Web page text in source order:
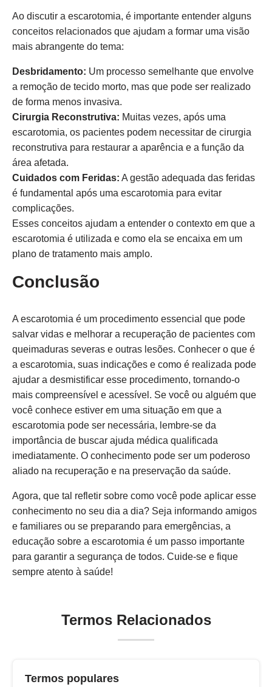
Ao discutir a escarotomia, é importante entender alguns
conceitos relacionados que ajudam a formar uma visão
mais abrangente do tema:
Desbridamento: Um processo semelhante que envolve
a remoção de tecido morto, mas que pode ser realizado
de forma menos invasiva.
Cirurgia Reconstrutiva: Muitas vezes, após uma
escarotomia, os pacientes podem necessitar de cirurgia
reconstrutiva para restaurar a aparência e a função da
área afetada.
Cuidados com Feridas: A gestão adequada das feridas
é fundamental após uma escarotomia para evitar
complicações.
Esses conceitos ajudam a entender o contexto em que a
escarotomia é utilizada e como ela se encaixa em um
plano de tratamento mais amplo.
Conclusão
A escarotomia é um procedimento essencial que pode
salvar vidas e melhorar a recuperação de pacientes com
queimaduras severas e outras lesões. Conhecer o que é
a escarotomia, suas indicações e como é realizada pode
ajudar a desmistificar esse procedimento, tornando-o
mais compreensível e acessível. Se você ou alguém que
você conhece estiver em uma situação em que a
escarotomia pode ser necessária, lembre-se da
importância de buscar ajuda médica qualificada
imediatamente. O conhecimento pode ser um poderoso
aliado na recuperação e na preservação da saúde.
Agora, que tal refletir sobre como você pode aplicar esse
conhecimento no seu dia a dia? Seja informando amigos
e familiares ou se preparando para emergências, a
educação sobre a escarotomia é um passo importante
para garantir a segurança de todos. Cuide-se e fique
sempre atento à saúde!
Termos Relacionados
Termos populares